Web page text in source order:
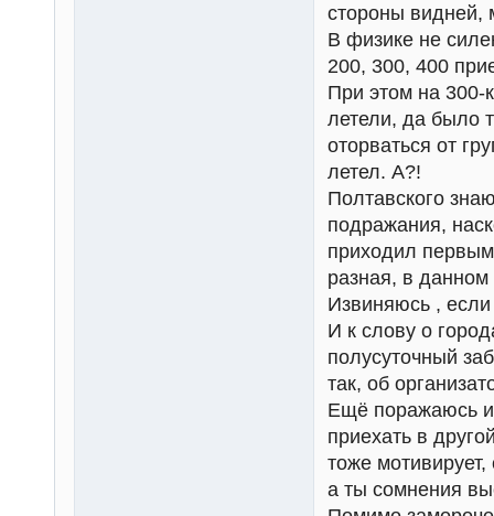
стороны видней,
В физике не
200, 300, 400
При этом на 300-
летели, да было
оторваться от
летел. А?!
Полтавского
подражания,
приходил
разная, в
Извиняюсь ,
И к слову о
полусуточный
так, об
Ещё поражаюсь
приехать в
тоже
а ты сомнения